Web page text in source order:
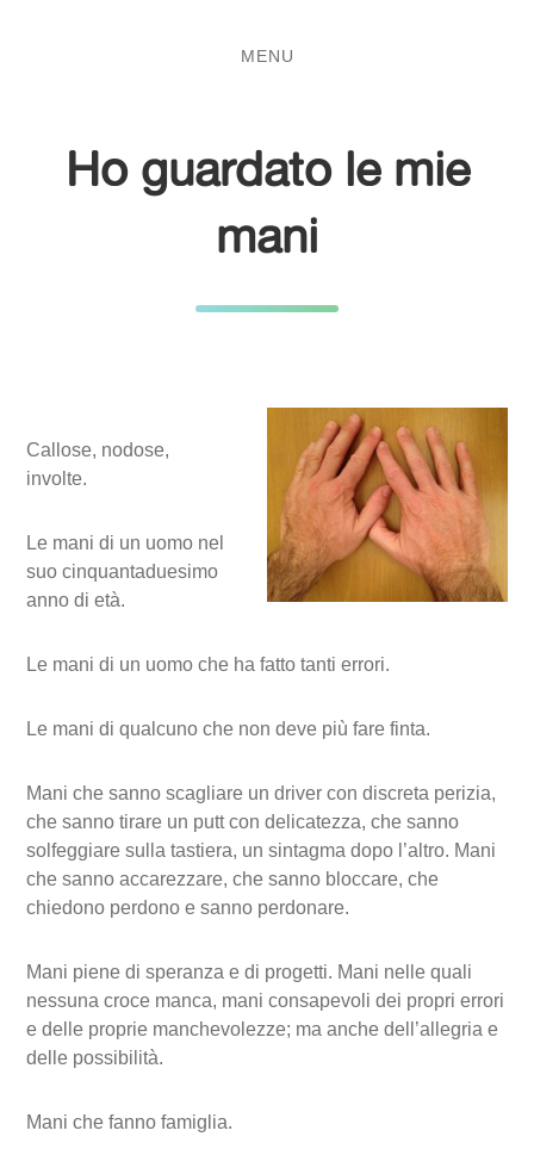
MENU
Ho guardato le mie
mani
Callose, nodose,
involte.
Le mani di un uomo nel
suo cinquantaduesimo
anno di età.
Le mani di un uomo che ha fatto tanti errori.
Le mani di qualcuno che non deve più fare finta.
Mani che sanno scagliare un driver con discreta perizia,
che sanno tirare un putt con delicatezza, che sanno
solfeggiare sulla tastiera, un sintagma dopo l’altro. Mani
che sanno accarezzare, che sanno bloccare, che
chiedono perdono e sanno perdonare.
Mani piene di speranza e di progetti. Mani nelle quali
nessuna croce manca, mani consapevoli dei propri errori
e delle proprie manchevolezze; ma anche dell’allegria e
delle possibilità.
Mani che fanno famiglia.